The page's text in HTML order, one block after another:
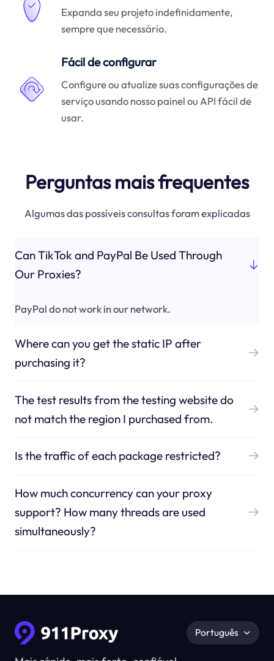
Expanda seu projeto indefinidamente,
sempre que necessário.
Fácil de configurar
Configure ou atualize suas configurações de
serviço usando nosso painel ou API fácil de
usar.
Perguntas mais frequentes
Algumas das possíveis consultas foram explicadas
Can TikTok and PayPal Be Used Through
Our Proxies?
PayPal do not work in our network.
Where can you get the static IP after
purchasing it?
The test results from the testing website do
not match the region I purchased from.
Is the traffic of each package restricted?
How much concurrency can your proxy
support? How many threads are used
simultaneously?
Português